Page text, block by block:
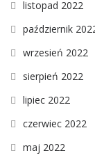
listopad 2022
październik
wrzesień 2022
sierpień 2022
lipiec 2022
czerwiec 2022
maj 2022